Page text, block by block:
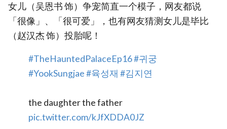
女儿（吴恩书 饰）争宠简直一个模子，网友都说
「很像」、「很可爱」，也有网友猜测女儿是毕比
（赵汉杰 饰）投胎呢！
#TheHauntedPalaceEp16#귀궁
#YookSungjae#육성재 #김지연
the daughter the father
pic.twitter.com/kJfXDDA0JZ